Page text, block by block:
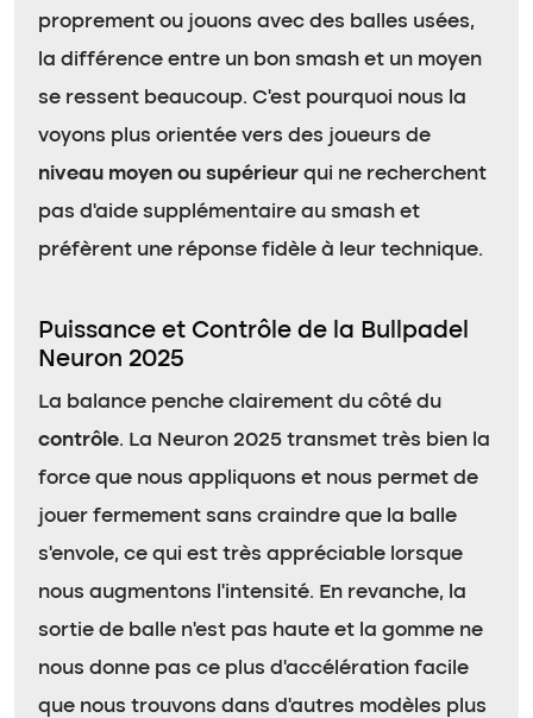
proprement ou jouons avec des balles usées,
la différence entre un bon smash et un moyen
se ressent beaucoup. C’est pourquoi nous la
voyons plus orientée vers des joueurs de
niveau moyen ou supérieur qui ne recherchent
pas d’aide supplémentaire au smash et
préfèrent une réponse fidèle à leur technique.
Puissance et Contrôle de la Bullpadel
Neuron 2025
La balance penche clairement du côté du
contrôle. La Neuron 2025 transmet très bien la
force que nous appliquons et nous permet de
jouer fermement sans craindre que la balle
s’envole, ce qui est très appréciable lorsque
nous augmentons l’intensité. En revanche, la
sortie de balle n’est pas haute et la gomme ne
nous donne pas ce plus d’accélération facile
que nous trouvons dans d’autres modèles plus